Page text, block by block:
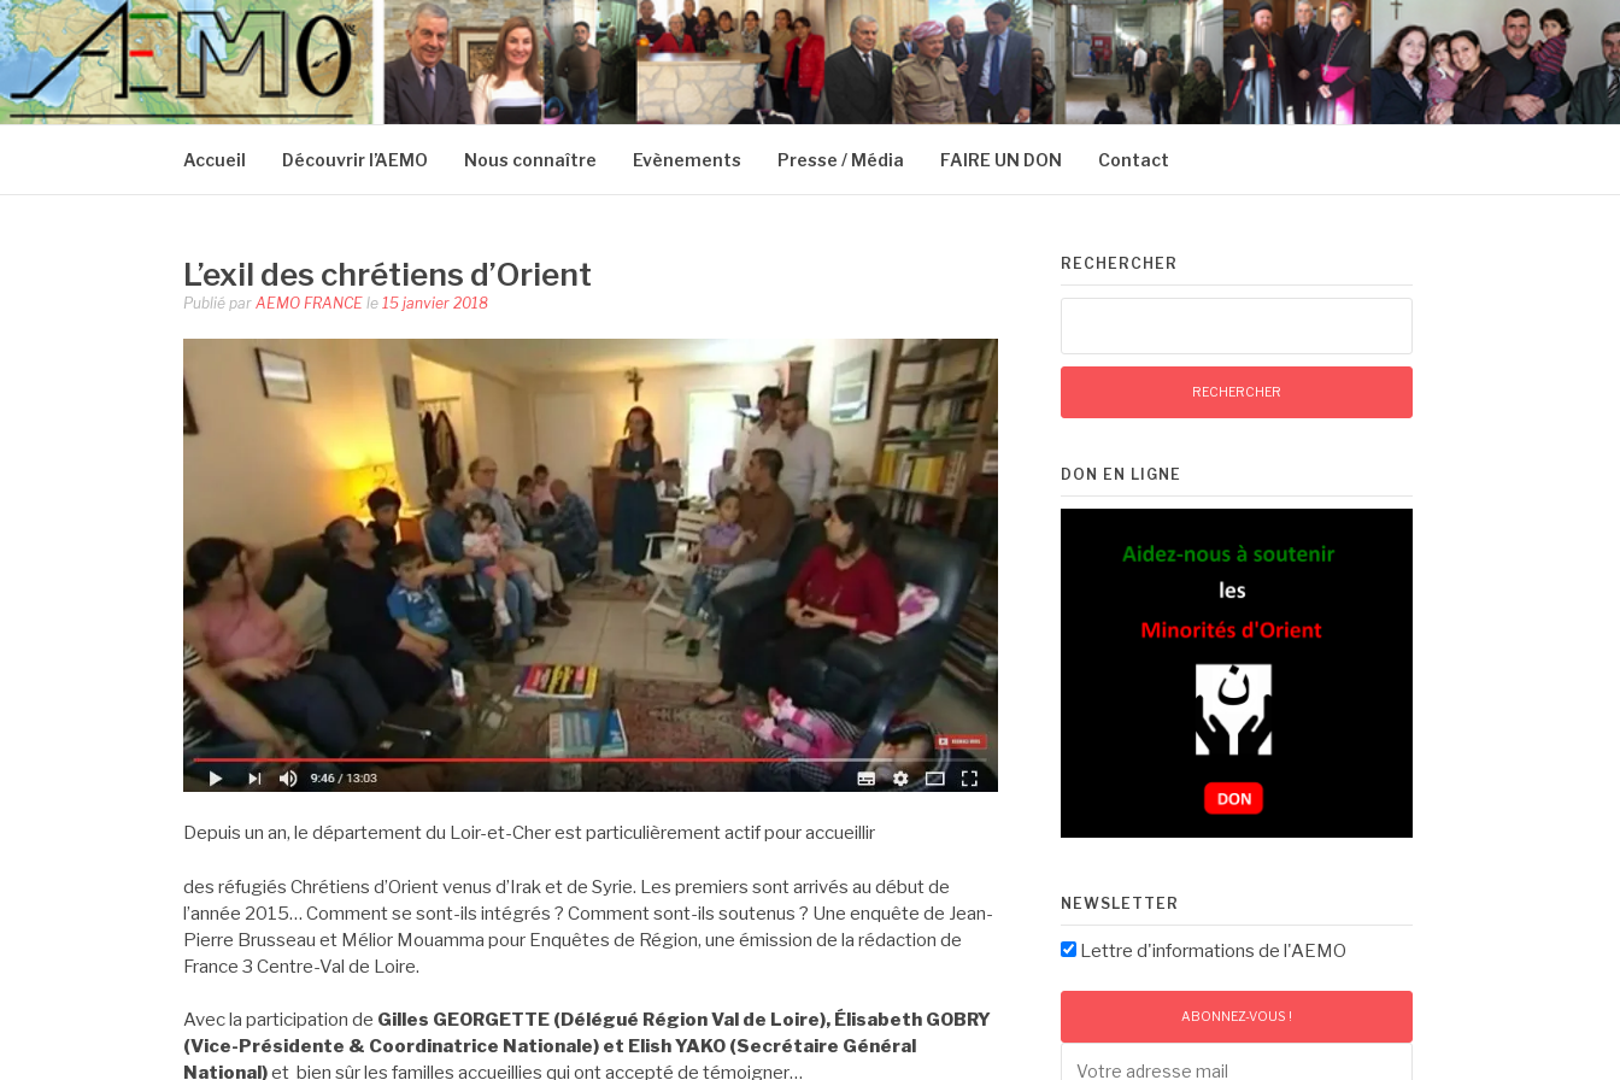
Aller
au
contenu
AEMO FRANCE
Accueil Découvrir l’AEMO Nous connaître Evènements Presse / Média FAIRE UN DON Contact
L’exil des chrétiens d’Orient
Publié par AEMO FRANCE le 15 janvier 2018
Depuis un an, le département du Loir-et-Cher est particulièrement actif pour accueillir
des réfugiés Chrétiens d’Orientvenus d’Irak et de Syrie. Les premiers sont arrivés au début de
l’année 2015… Comment se sont-ils intégrés ? Comment sont-ils soutenus ? Une enquête de Jean-
Pierre Brusseau et Mélior Mouamma pour Enquêtes de Région, une émission de la rédaction de
France 3 Centre-Val de Loire.
Avec la participation de Gilles GEORGETTE (Délégué Région Val de Loire), Élisabeth GOBRY
(Vice-Présidente & Coordinatrice Nationale) et Elish YAKO (Secrétaire Général
National)et bien sûr les familles accueillies qui ont accepté de témoigner…
RECHERCHER
DON EN LIGNE
NEWSLETTER
Lettre d'informations de l'AEMO